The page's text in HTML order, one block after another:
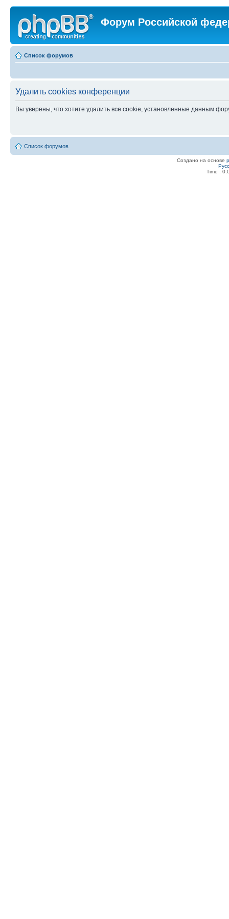
Форум Российской
Список форумов
Удалить cookies конференции
Вы уверены, что хотите удалить все cookie, установленные данным
Список форумов
Создано на основе
Time :